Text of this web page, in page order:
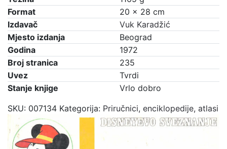
Format
20 × 28 cm
Izdavač
Vuk Karadžić
Mjesto izdanja
Beograd
Godina
1972
Broj stranica
235
Uvez
Tvrdi
Stanje knjige
Vrlo dobro
SKU: 007134 Kategorija: Priručnici, enciklopedije, atlasi